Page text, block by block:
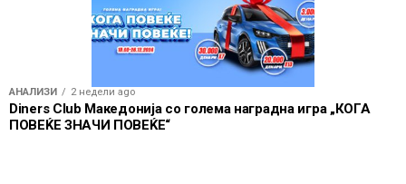
АНАЛИЗИ 2 недели ago
Diners Club Македонија со голема наградна игра „КОГА
ПОВЕЌЕ ЗНАЧИ ПОВЕЌЕ“